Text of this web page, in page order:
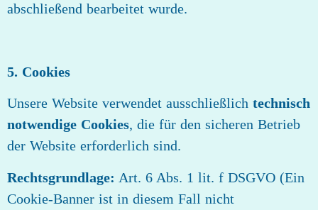
abschließend bearbeitet wurde.
5. Cookies
Unsere Website verwendet ausschließlich technisch
notwendige Cookies, die für den sicheren Betrieb
der Website erforderlich sind.
Rechtsgrundlage: Art. 6 Abs. 1 lit. f DSGVO (Ein
Cookie‑Banner ist in diesem Fall nicht